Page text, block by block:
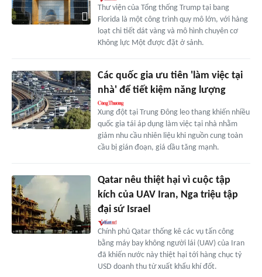
Thư viện của Tổng thống Trump tại bang
Florida là một công trình quy mô lớn, với hàng
loạt chi tiết dát vàng và mô hình chuyên cơ
Không lực Một được đặt ở sảnh.
Các quốc gia ưu tiên 'làm việc tại
nhà' để tiết kiệm năng lượng
Xung đột tại Trung Đông leo thang khiến nhiều
quốc gia tái áp dụng làm việc tại nhà nhằm
giảm nhu cầu nhiên liệu khi nguồn cung toàn
cầu bị gián đoạn, giá dầu tăng mạnh.
Qatar nêu thiệt hại vì cuộc tập
kích của UAV Iran, Nga triệu tập
đại sứ Israel
Chính phủ Qatar thống kê các vụ tấn công
bằng máy bay không người lái (UAV) của Iran
đã khiến nước này thiệt hại tới hàng chục tỷ
USD doanh thu từ xuất khẩu khí đốt.